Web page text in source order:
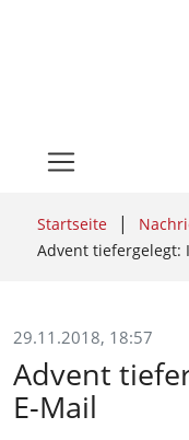
Startseite
Advent tiefergelegt:
29.11.2018, 18:57
Advent
E-Mail